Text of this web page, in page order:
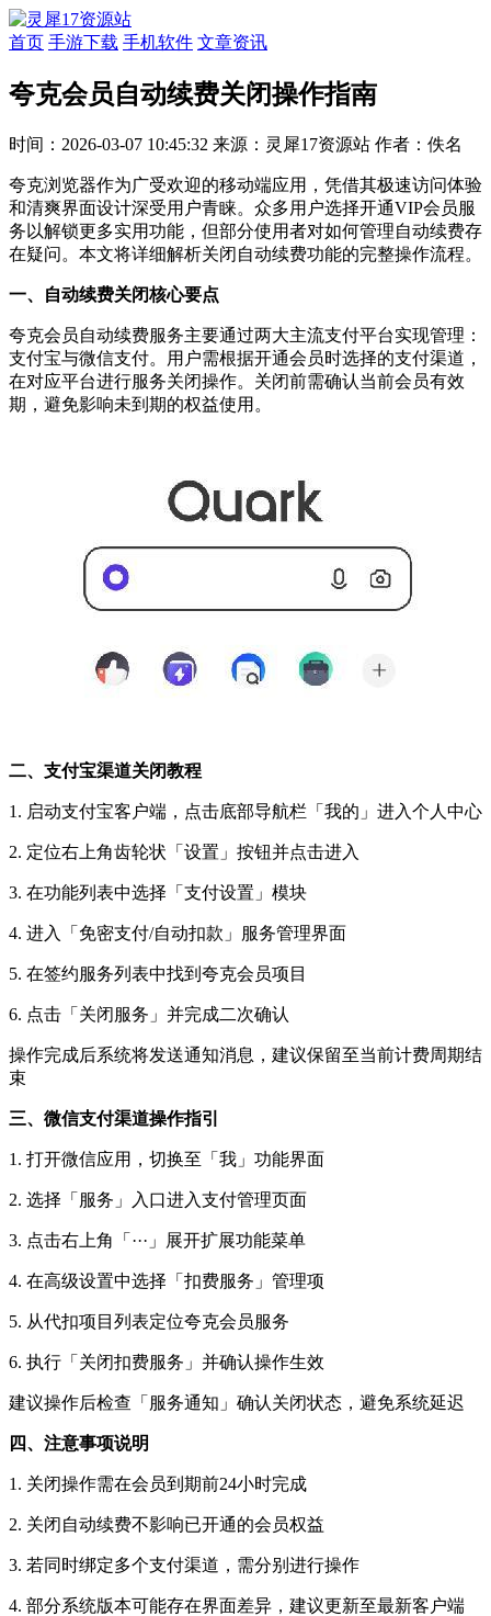
首页 手游下载 手机软件 文章资讯
夸克会员自动续费关闭操作指南
时间：2026-03-07 10:45:32 来源：灵犀17资源站 作者：佚名
夸克浏览器作为广受欢迎的移动端应用，凭借其极速访问体验
和清爽界面设计深受用户青睐。众多用户选择开通VIP会员服
务以解锁更多实用功能，但部分使用者对如何管理自动续费存
在疑问。本文将详细解析关闭自动续费功能的完整操作流程。
一、自动续费关闭核心要点
夸克会员自动续费服务主要通过两大主流支付平台实现管理：
支付宝与微信支付。用户需根据开通会员时选择的支付渠道，
在对应平台进行服务关闭操作。关闭前需确认当前会员有效
期，避免影响未到期的权益使用。
二、支付宝渠道关闭教程
1. 启动支付宝客户端，点击底部导航栏「我的」进入个人中心
2. 定位右上角齿轮状「设置」按钮并点击进入
3. 在功能列表中选择「支付设置」模块
4. 进入「免密支付/自动扣款」服务管理界面
5. 在签约服务列表中找到夸克会员项目
6. 点击「关闭服务」并完成二次确认
操作完成后系统将发送通知消息，建议保留至当前计费周期结
束
三、微信支付渠道操作指引
1. 打开微信应用，切换至「我」功能界面
2. 选择「服务」入口进入支付管理页面
3. 点击右上角「···」展开扩展功能菜单
4. 在高级设置中选择「扣费服务」管理项
5. 从代扣项目列表定位夸克会员服务
6. 执行「关闭扣费服务」并确认操作生效
建议操作后检查「服务通知」确认关闭状态，避免系统延迟
四、注意事项说明
1. 关闭操作需在会员到期前24小时完成
2. 关闭自动续费不影响已开通的会员权益
3. 若同时绑定多个支付渠道，需分别进行操作
4. 部分系统版本可能存在界面差异，建议更新至最新客户端